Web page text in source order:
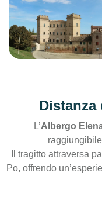
Distanza
L’Albergo
Il tragitto attraversa
Po, offrendo